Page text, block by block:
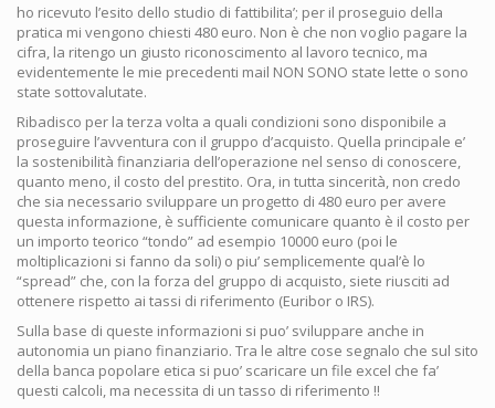
ho ricevuto l’esito dello studio di fattibilita’; per il proseguio della
pratica mi vengono chiesti 480 euro. Non è che non voglio pagare la
cifra, la ritengo un giusto riconoscimento al lavoro tecnico, ma
evidentemente le mie precedenti mail NON SONO state lette o sono
state sottovalutate.
Ribadisco per la terza volta a quali condizioni sono disponibile a
proseguire l’avventura con il gruppo d’acquisto. Quella principale e’
la sostenibilità finanziaria dell’operazione nel senso di conoscere,
quanto meno, il costo del prestito. Ora, in tutta sincerità, non credo
che sia necessario sviluppare un progetto di 480 euro per avere
questa informazione, è sufficiente comunicare quanto è il costo per
un importo teorico “tondo” ad esempio 10000 euro (poi le
moltiplicazioni si fanno da soli) o piu’ semplicemente qual’è lo
“spread” che, con la forza del gruppo di acquisto, siete riusciti ad
ottenere rispetto ai tassi di riferimento (Euribor o IRS).
Sulla base di queste informazioni si puo’ sviluppare anche in
autonomia un piano finanziario. Tra le altre cose segnalo che sul sito
della banca popolare etica si puo’ scaricare un file excel che fa’
questi calcoli, ma necessita di un tasso di riferimento !!